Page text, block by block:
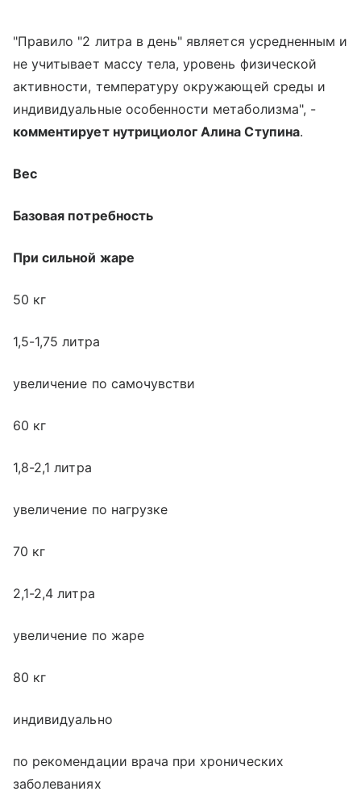
"Правило "2 литра в день" является усредненным и
не учитывает массу тела, уровень физической
активности, температуру окружающей среды и
индивидуальные особенности метаболизма", -
комментирует нутрициолог Алина Ступина.
Вес
Базовая потребность
При сильной жаре
50 кг
1,5-1,75 литра
увеличение по самочувстви
60 кг
1,8-2,1 литра
увеличение по нагрузке
70 кг
2,1-2,4 литра
увеличение по жаре
80 кг
индивидуально
по рекомендации врача при хронических
заболеваниях